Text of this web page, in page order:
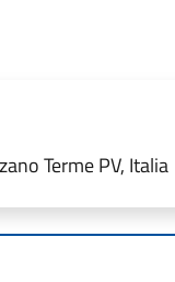
Terme PV, Italia